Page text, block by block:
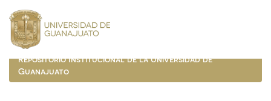
navigation
Repositorio Institucional de la Universidad de
Guanajuato